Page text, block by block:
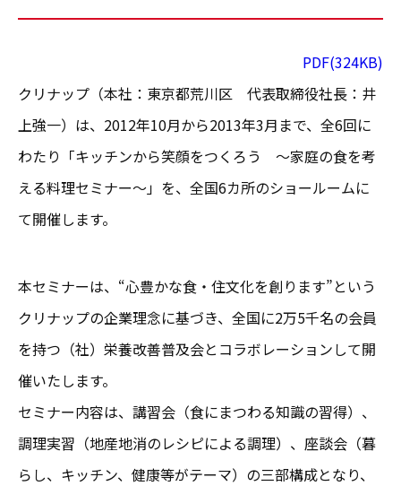
PDF(324KB)
クリナップ（本社：東京都荒川区 代表取締役社長：井
上強一）は、2012年10月から2013年3月まで、全6回に
わたり「キッチンから笑顔をつくろう ～家庭の食を考
える料理セミナー～」を、全国6カ所のショールームに
て開催します。
本セミナーは、“心豊かな食・住文化を創ります”という
クリナップの企業理念に基づき、全国に2万5千名の会員
を持つ（社）栄養改善普及会とコラボレーションして開
催いたします。
セミナー内容は、講習会（食にまつわる知識の習得）、
調理実習（地産地消のレシピによる調理）、座談会（暮
らし、キッチン、健康等がテーマ）の三部構成となり、